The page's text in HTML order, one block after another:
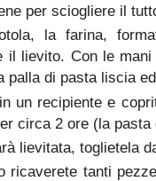
per sciogliere il
la farina,
il lievito. Con le
palla di pasta liscia
un recipiente e
circa 2 ore (la
lievitata, toglietela
ricaverete tanti